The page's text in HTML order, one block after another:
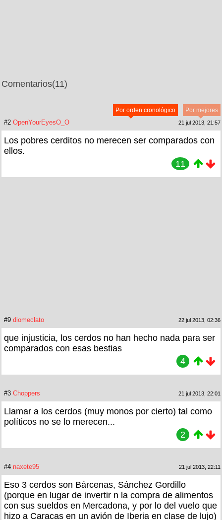
Comentarios(11)
Por mejores
Por orden cronológico
#2 OpenYourEyesO_O 21 jul 2013, 21:57
Los pobres cerditos no merecen ser comparados con
ellos.
11
#9 diomeclato 22 jul 2013, 02:36
que injusticia, los cerdos no han hecho nada para ser
comparados con esas bestias
4
#3 Choppers 21 jul 2013, 22:01
Llamar a los cerdos (muy monos por cierto) tal como
políticos no se lo merecen...
2
#4 naxete95 21 jul 2013, 22:11
Eso 3 cerdos son Bárcenas, Sánchez Gordillo
(porque en lugar de invertir n la compra de alimentos
con sus sueldos en Mercadona, y por lo del vuelo que
hizo a Caracas en un avión de Iberia en clase de lujo)